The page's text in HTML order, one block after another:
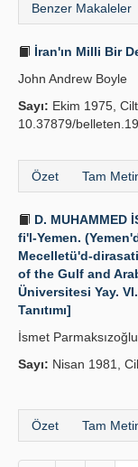
Benzer Makaleler
İran'ın Milli Bir
John Andrew Boyle
Sayı: Ekim 1975,
10.37879/
Özet Tam
D. MUHAMMED
fi'l-Yemen.
Mecelletü'd-
of the Gulf and
Üniversitesi Yay.
Tanıtımı]
İsmet Parmaksızoğlu
Sayı: Nisan 1981,
Özet Tam